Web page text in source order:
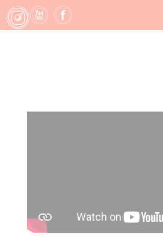
והאפרת